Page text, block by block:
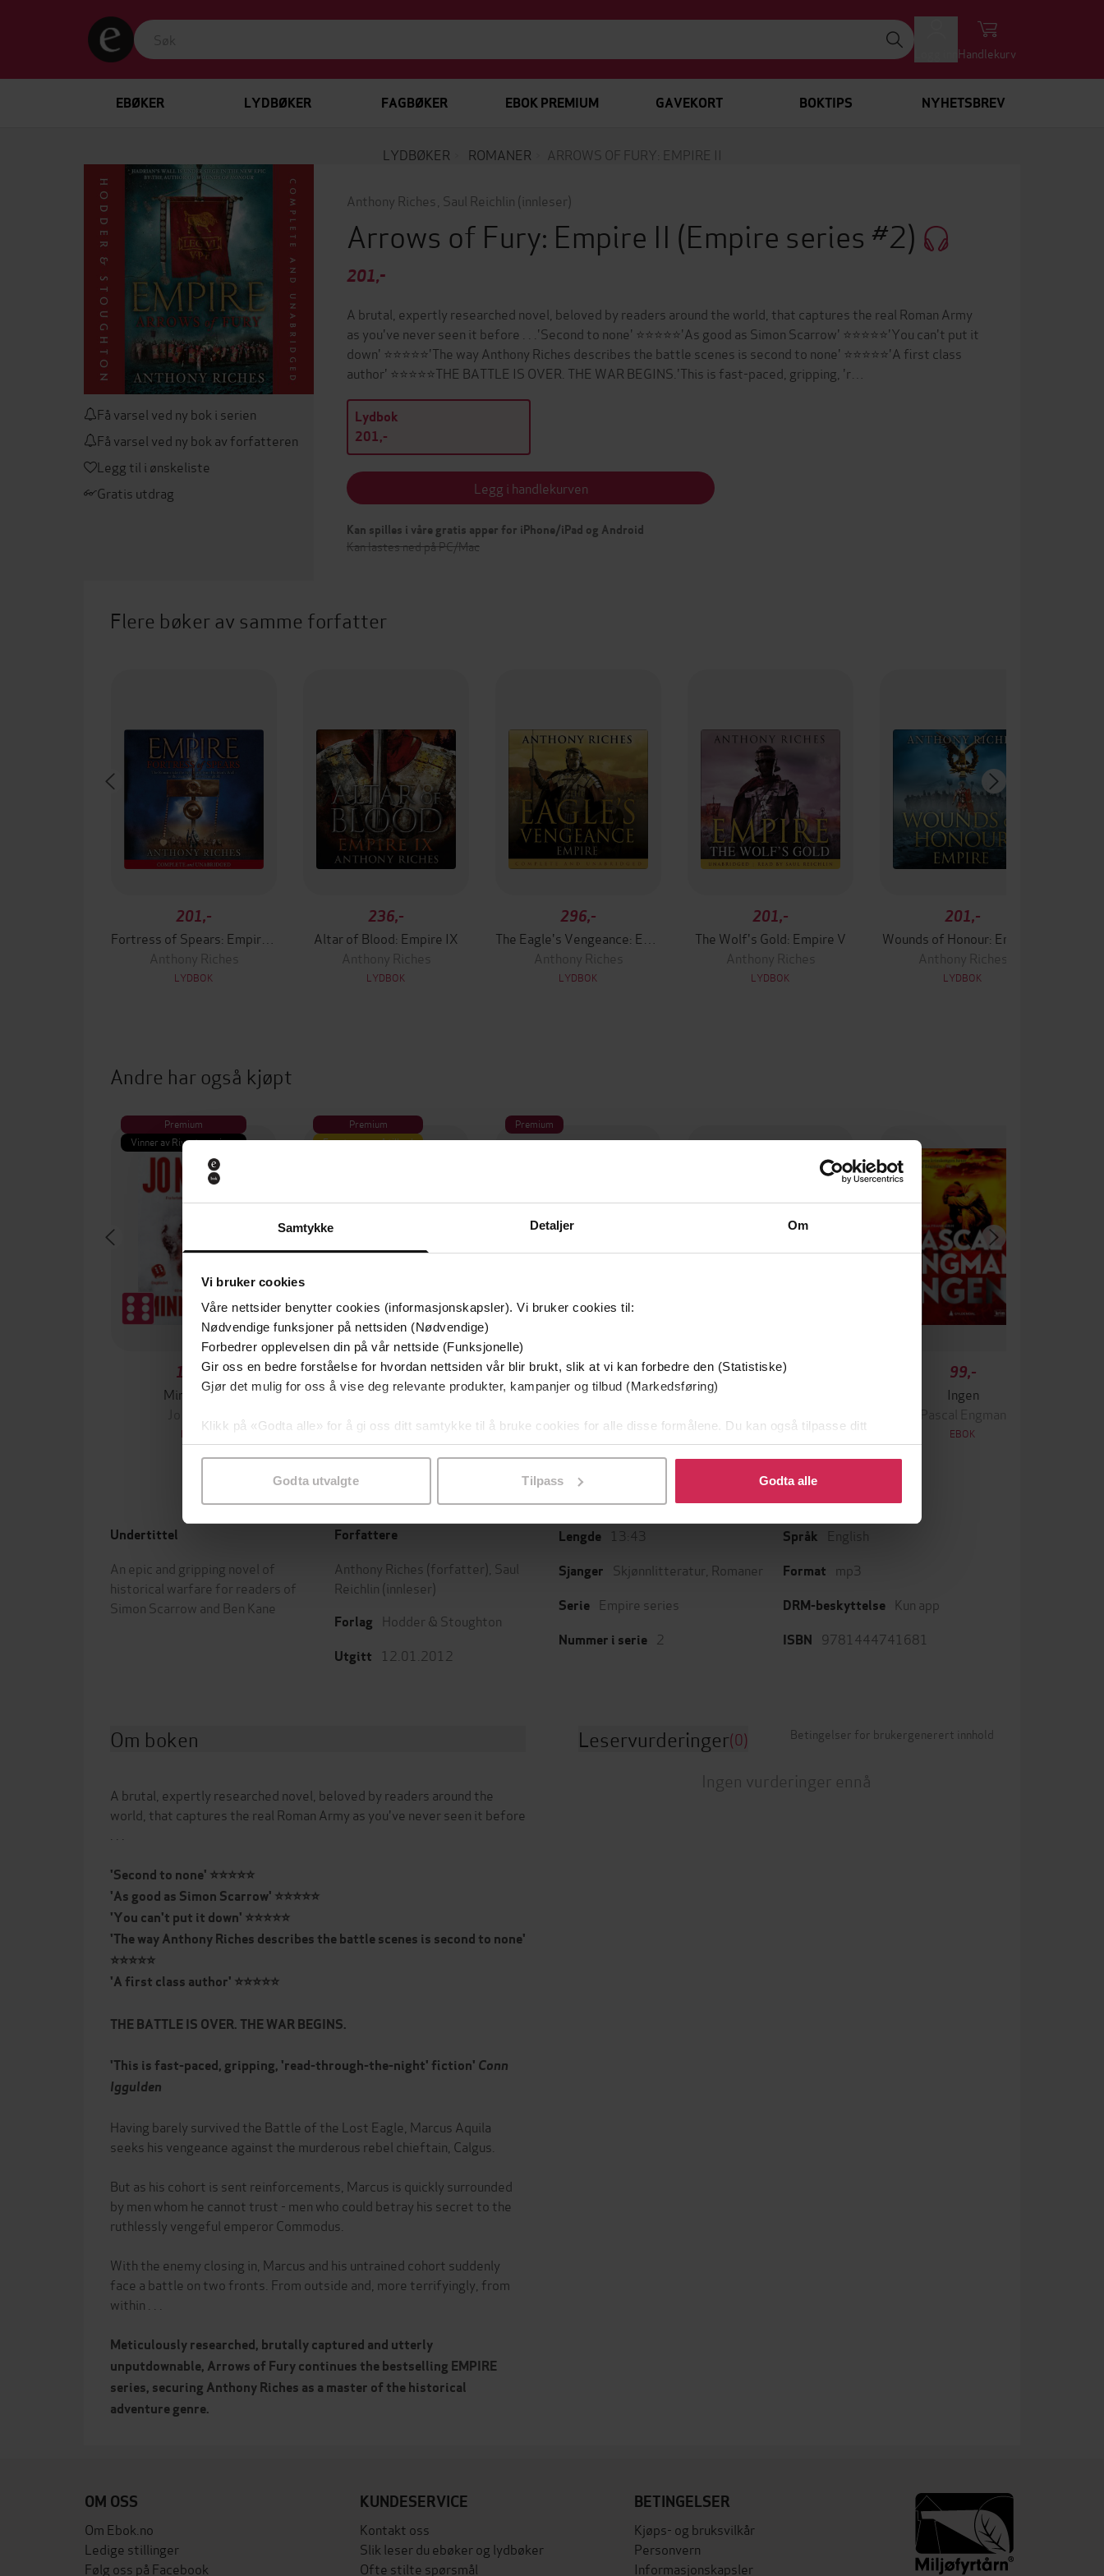
Samtykke Detaljer Om
Vi bruker cookies
Våre nettsider benytter cookies (informasjonskapsler). Vi bruker cookies til:
Nødvendige funksjoner på nettsiden (Nødvendige)
Forbedrer opplevelsen din på vår nettside (Funksjonelle)
Gir oss en bedre forståelse for hvordan nettsiden vår blir brukt, slik at vi kan forbedre den (Statistiske)
Gjør det mulig for oss å vise deg relevante produkter, kampanjer og tilbud (Markedsføring)
Klikk på «Godta alle» for å gi oss ditt samtykke til å bruke cookies for alle disse formålene. Du kan også tilpasse ditt
samtykke til spesifikke formål ved å klikke på «Tilpass». Du kan når som helst trekke tilbake eller endre ditt samtykke.
Godta utvalgte Tilpass Godta alle
Handlekurv
EBØKER LYDBØKER FAGBØKER EBOK PREMIUM GAVEKORT BOKTIPS NYHETSBREV
LYDBØKER ROMANER ARROWS OF FURY: EMPIRE II
Få varsel ved ny bok i serien
Få varsel ved ny bok av forfatteren
Legg til i ønskeliste
Gratis utdrag
Anthony Riches Saul Reichlin (innleser)
Arrows of Fury: Empire II (Empire series #2)
201,-
A brutal, expertly researched novel, beloved by readers around the world, that captures the real Roman Army
as you've never seen it before . . .'Second to none' ⭐⭐⭐⭐⭐'As good as Simon Scarrow' ⭐⭐⭐⭐⭐'You can't put it
down' ⭐⭐⭐⭐⭐'The way Anthony Riches describes the battle scenes is second to none' ⭐⭐⭐⭐⭐'A first class
author' ⭐⭐⭐⭐⭐THE BATTLE IS OVER. THE WAR BEGINS.'This is fast-paced, gripping, 'r…
Lydbok
201,-
Legg i handlekurven
Kan spilles i våre gratis apper for iPhone/iPad og Android
Kan lastes ned på PC/Mac
Flere bøker av samme forfatter
201,-
Anthony Riches
LYDBOK
236,-
Altar of Blood: Empire IX
Anthony Riches
LYDBOK
296,-
Anthony Riches
LYDBOK
201,-
The Wolf's Gold: Empire V
Anthony Riches
LYDBOK
201,-
Wounds of Honour: Empire I
Anthony Riches
LYDBOK
Andre har også kjøpt
Premium
Vinner av Rivertonprisen
129,-
Minnesota
EBOK
Premium
Første gang på tilbud
129,-
Utskudd
EBOK
Premium
79,-
En lykkelig familie
EBOK
349,-
EBOK
99,-
Ingen
Pascal Engman
EBOK
Undertittel
An epic and gripping novel of
historical warfare for readers of
Simon Scarrow and Ben Kane
Forfattere
Anthony Riches (forfatter), Saul
Reichlin (innleser)
Forlag Hodder & Stoughton
Utgitt 12.01.2012
Lengde 13:43
Sjanger Skjønnlitteratur Romaner
Serie Empire series
Nummer i serie 2
Språk English
Format mp3
DRM-beskyttelse Kun app
ISBN 9781444741681
Om boken
A brutal, expertly researched novel, beloved by readers around the
world, that captures the real Roman Army as you've never seen it before
'Second to none' ⭐⭐⭐⭐⭐
'As good as Simon Scarrow' ⭐⭐⭐⭐⭐
'You can't put it down' ⭐⭐⭐⭐⭐
'The way Anthony Riches describes the battle scenes is second to none'
⭐⭐⭐⭐⭐
'A first class author' ⭐⭐⭐⭐⭐
THE BATTLE IS OVER. THE WAR BEGINS.
'This is fast-paced, gripping, 'read-through-the-night' fiction' Conn
Iggulden
Having barely survived the Battle of the Lost Eagle, Marcus Aquila
seeks his vengeance against the murderous rebel chieftain, Calgus.
But as his cohort is sent reinforcements, Marcus is quickly surrounded
by men whom he cannot trust - men who could betray his secret to the
ruthlessly vengeful emperor Commodus.
With the enemy closing in, Marcus and his untrained cohort suddenly
face a battle on two fronts. From outside and, more terrifyingly, from
within . . .
Meticulously researched, brutally captured and utterly
unputdownable, Arrows of Fury continues the bestselling EMPIRE
series, securing Anthony Riches as a master of the historical
adventure genre.
Leservurderinger(0) Betingelser for brukergenerert innhold
Ingen vurderinger ennå
OM OSS
Om Ebok.no
Ledige stillinger
Følg oss på Facebook
KUNDESERVICE
Kontakt oss
Slik leser du ebøker og lydbøker
Ofte stilte spørsmål
BETINGELSER
Kjøps- og bruksvilkår
Personvern
Informasjonskapsler